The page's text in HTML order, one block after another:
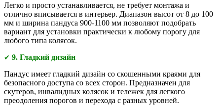
Легко и просто устанавливается, не требует монтажа и
отлично вписывается в интерьер. Диапазон высот от 8 до 100
мм и ширина пандуса 900-1100 мм позволяют подобрать
вариант для установки практически к любому порогу для
любого типа колясок.
✔ 9. Гладкий дизайн
Пандус имеет гладкий дизайн со скошенными краями для
безопасного доступа со всех сторон. Предназначен для
скутеров, инвалидных колясок и тележек для легкого
преодоления порогов и перехода с разных уровней.